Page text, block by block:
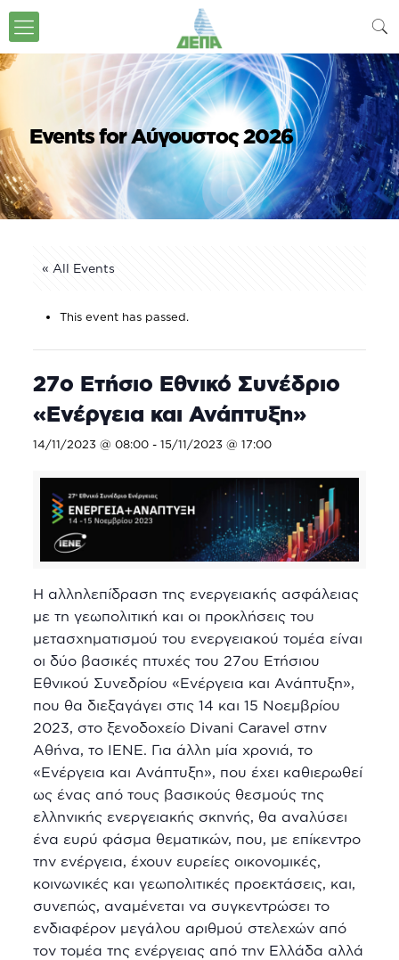
Events for Αύγουστος 2026
« All Events
This event has passed.
27ο Ετήσιο Εθνικό Συνέδριο
«Ενέργεια και Ανάπτυξη»
14/11/2023 @ 08:00- 15/11/2023 @ 17:00
Η αλληλεπίδραση της ενεργειακής ασφάλειας
με τη γεωπολιτική και οι προκλήσεις του
μετασχηματισμού του ενεργειακού τομέα είναι
οι δύο βασικές πτυχές του 27ου Ετήσιου
Εθνικού Συνεδρίου «Ενέργεια και Ανάπτυξη»,
που θα διεξαγάγει στις 14 και 15 Νοεμβρίου
2023, στο ξενοδοχείο Divani Caravel στην
Αθήνα, το ΙΕΝΕ. Για άλλη μία χρονιά, το
«Ενέργεια και Ανάπτυξη», που έχει καθιερωθεί
ως ένας από τους βασικούς θεσμούς της
ελληνικής ενεργειακής σκηνής, θα αναλύσει
ένα ευρύ φάσμα θεματικών, που, με επίκεντρο
την ενέργεια, έχουν ευρείες οικονομικές,
κοινωνικές και γεωπολιτικές προεκτάσεις, και,
συνεπώς, αναμένεται να συγκεντρώσει το
ενδιαφέρον μεγάλου αριθμού στελεχών από
τον τομέα της ενέργειας από την Ελλάδα αλλά